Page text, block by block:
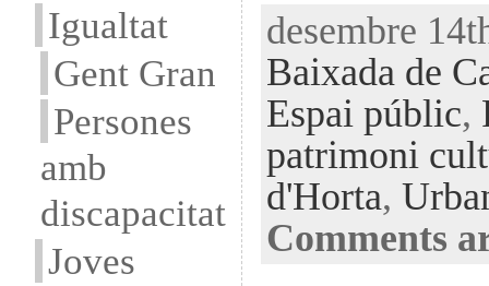
Igualtat
Gent Gran
Persones
amb
discapacitat
Joves
desembre
Baixada de
Espai públic,
patrimoni
d'Horta,
Comments